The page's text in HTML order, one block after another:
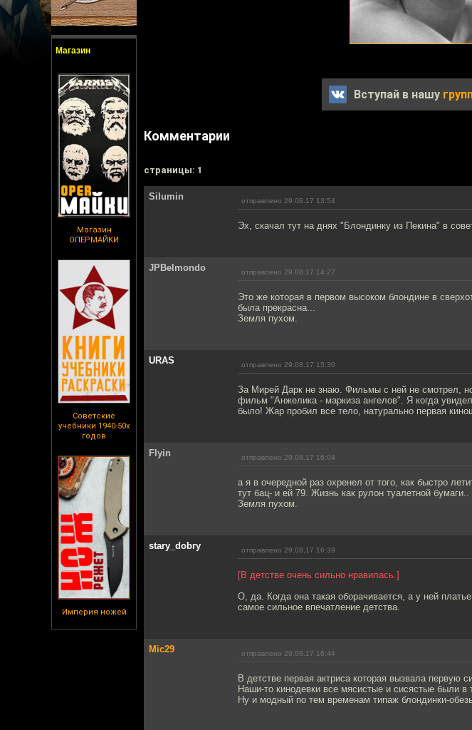
Магазин
Магазин
ОПЕРМАЙКИ
Советские
учебники 1940-50х
годов
Империя ножей
Вступай в нашу
Комментарии
cтраницы: 1
Silumin отправлено 29.08.17 13:54
Эх, скачал тут на днях "Блондинку из Пекина" в
JPBelmondo отправлено 29.08.17 14:27
Это же которая в первом высоком блондине в
была прекрасна...
Земля пухом.
URAS отправлено 29.08.17 15:30
За Мирей Дарк не знаю. Фильмы с ней не смотрел,
фильм "Анжелика - маркиза ангелов". Я когда
было! Жар пробил все тело, натурально первая
Flyin отправлено 29.08.17 16:04
а я в очередной раз охренел от того, как быстро
тут бац- и ей 79. Жизнь как рулон туалетной бумаги..
Земля пухом.
stary_dobry отправлено 29.08.17 16:39
[В детстве очень сильно нравилась.]
О, да. Когда она такая оборачивается, а у ней
самое сильное впечатление детства.
Mic29 отправлено 29.08.17 16:44
В детстве первая актриса которая вызвала
Наши-то кинодевки все мясистые и сисястые были
Ну и модный по тем временам типаж блондинки-